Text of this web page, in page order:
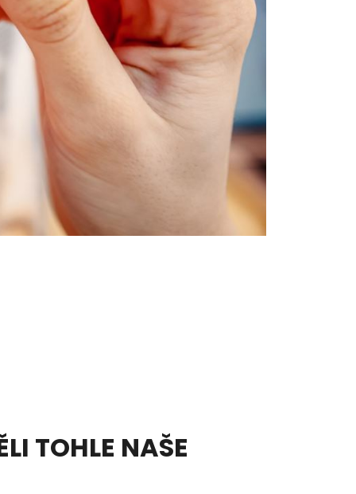
TOHLE NAŠE